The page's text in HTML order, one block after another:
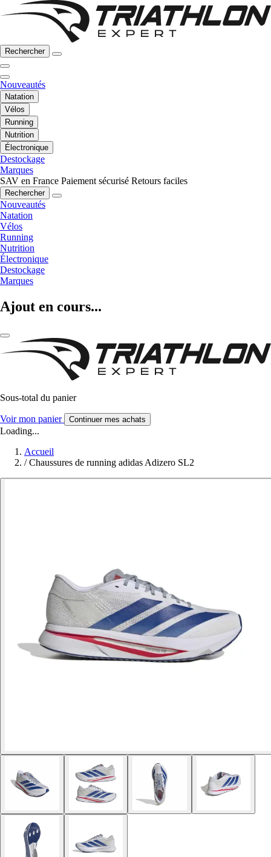
Rechercher
Nouveautés
Natation
Vélos
Running
Nutrition
Électronique
Destockage
Marques
SAV en France Paiement sécurisé Retours faciles
Rechercher
Nouveautés
Natation
Vélos
Running
Nutrition
Électronique
Destockage
Marques
Ajout en cours...
Sous-total du panier
Voir mon panier Continuer mes achats
Loading...
Accueil
/ Chaussures de running adidas Adizero SL2